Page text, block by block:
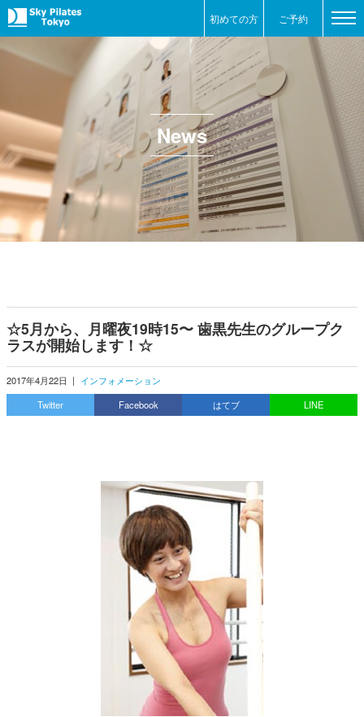
初めての方 ご予約
News
☆5月から、月曜夜19時15〜 歯黒先生のグループク
ラスが開始します！☆
2017年4月22日 | インフォメーション
Twitter
Facebook はてブ LINE